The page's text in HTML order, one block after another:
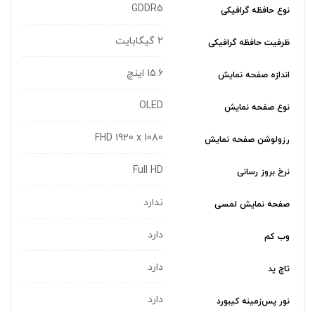
نوع حافظه گرافیکی GDDR5
ظرفیت حافظه گرافیکی 2 گیگابایت
اندازه صفحه نمایش 15.6 اینچ
نوع صفحه نمایش OLED
رزولوشن صفحه نمایش FHD 1920 x 1080
نرخ بروز رسانی Full HD
صفحه نمایش لمسی ندارد
وب کم دارد
تاچ پد دارد
نور پس‌زمینه کیبورد دارد